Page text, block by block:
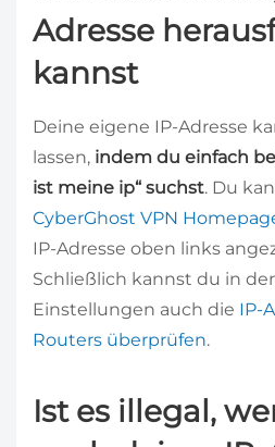
Adresse
kannst
Deine eigene IP-Adresse
lassen, indem du einfach
ist meine ip“ suchst. Du
CyberGhost VPN
IP-Adresse oben links
Schließlich kannst du in
Einstellungen auch die IP-
Routers überprüfen.
Ist es illegal,